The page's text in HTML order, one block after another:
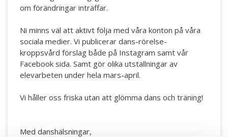
om förändringar inträffar.
Ni minns väl att aktivt följa med våra konton på våra
sociala medier. Vi publicerar dans-rörelse-
kroppsvård förslag både på Instagram samt vår
Facebook sida. Samt gör olika utställningar av
elevarbeten under hela mars-april.
Vi håller oss friska utan att glömma dans och träning!
Med danshälsningar,